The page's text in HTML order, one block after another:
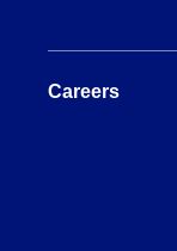
Careers